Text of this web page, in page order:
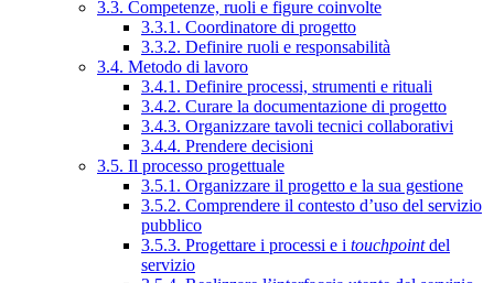
3.3. Competenze, ruoli e figure coinvolte
3.3.1. Coordinatore di progetto
3.3.2. Definire ruoli e responsabilità
3.4. Metodo di lavoro
3.4.1. Definire processi, strumenti e rituali
3.4.2. Curare la documentazione di progetto
3.4.3. Organizzare tavoli tecnici collaborativi
3.4.4. Prendere decisioni
3.5. Il processo progettuale
3.5.1. Organizzare il progetto e la sua gestione
3.5.2. Comprendere il contesto d’uso del servizio
pubblico
3.5.3. Progettare i processi e i touchpointdel
servizio